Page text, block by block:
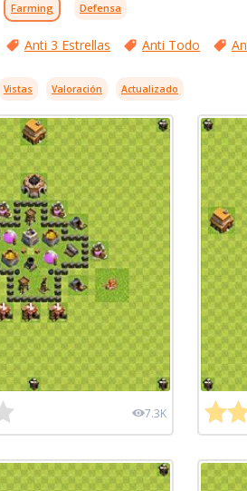
Farming Defensa
Anti 3 Estrellas Anti Todo
Vistas Valoración Actualizado
7.3K